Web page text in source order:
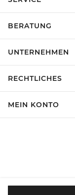
BERATUNG
UNTERNEHMEN
RECHTLICHES
MEIN KONTO